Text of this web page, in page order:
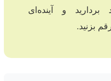
و آینده‌ای
بزنید.